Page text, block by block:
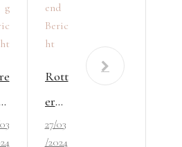
G
Ht
End
Beric
Ht
Rott
erda
m
27/03
/2024